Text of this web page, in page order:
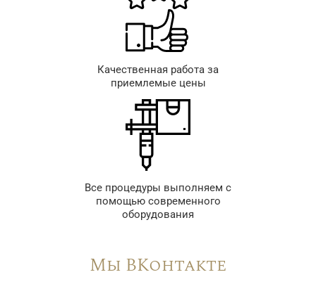
Качественная работа за
приемлемые цены
Все процедуры выполняем с
помощью современного
оборудования
Мы ВКонтакте